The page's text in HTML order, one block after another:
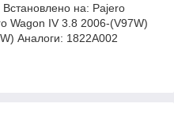
на: Pajero
Wagon IV 3.8 2006-(V97W)
Аналоги: 1822A002